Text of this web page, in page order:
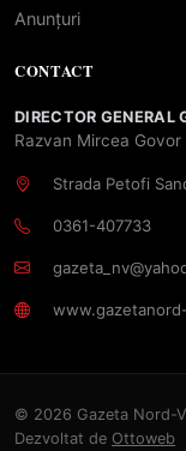
Anunțuri
CONTACT
DIRECTOR GENERAL
Razvan Mircea Govor
Strada Petofi
0361-407733
© 2026 Gazeta Nord-
Dezvoltat de Ottoweb